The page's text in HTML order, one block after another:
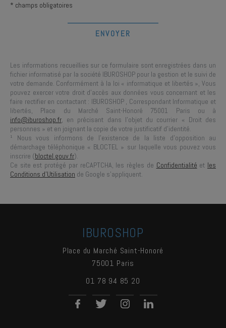
* champs obligatoires
Les informations recueillies sur ce formulaire sont enregistrées dans un
fichier informatisé par la société IBUROSHOP pour la gestion et le suivi de
votre demande. Conformément à la loi « informatique et libertés », Vous
pouvez exercer votre droit d'accès aux données vous concernant et les
faire rectifier en contactant : IBUROSHOP , Correspondant Informatique et
libertés, Place du Marché Saint-Honoré 75001 Paris ou à
info@iburoshop.fr, en précisant dans l’objet du courrier « Droit des
personnes » et en joignant la copie de votre justificatif d’identité.
¹ Nous vous informons de l’existence de la liste d’opposition au
démarchage téléphonique « BLOCTEL » sur laquelle vous pouvez vous
inscrire (bloctel.gouv.fr).
Ce site est protégé par reCAPTCHA, les règles de Confidentialité et les
Conditions d'Utilisation de Google s'appliquent.
IBUROSHOP
Place du Marché Saint-Honoré
75001 Paris
01 78 94 85 20